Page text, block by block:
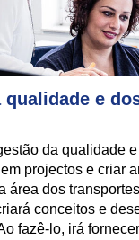
qualidade e
da qualidade
projectos e criar
área dos
conceitos e
fazê-lo, irá